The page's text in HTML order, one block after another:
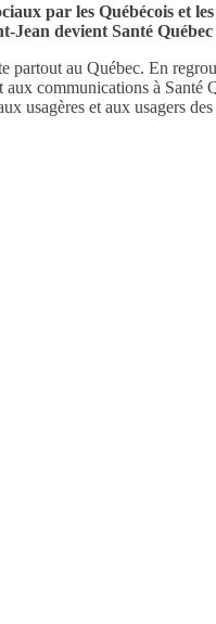
par les Québécois et
devient Santé
au Québec. En
communications à
et aux usagers